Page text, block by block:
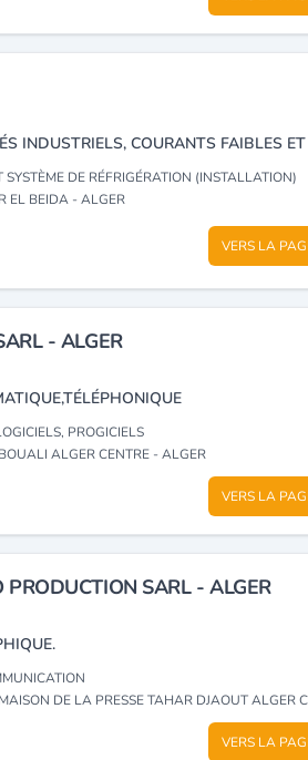
SYSTÈME DE RÉFRIGÉRATION (INSTALLATION)
EL BEIDA - ALGER
VERS LA
- ALGER
PROGICIELS
ALGER CENTRE - ALGER
VERS LA
SARL - ALGER
DE LA PRESSE TAHAR DJAOUT ALGER CENTRE -
VERS LA